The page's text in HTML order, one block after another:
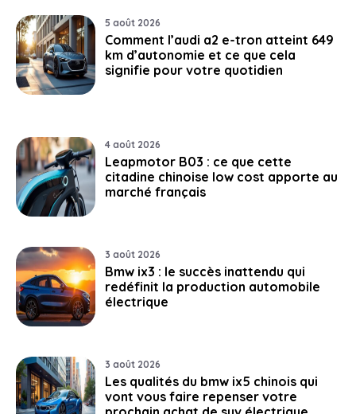
5 août 2026
Comment l’audi a2 e-tron atteint 649
km d’autonomie et ce que cela
signifie pour votre quotidien
4 août 2026
Leapmotor B03 : ce que cette
citadine chinoise low cost apporte au
marché français
3 août 2026
Bmw ix3 : le succès inattendu qui
redéfinit la production automobile
électrique
3 août 2026
Les qualités du bmw ix5 chinois qui
vont vous faire repenser votre